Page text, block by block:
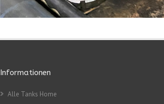
Informationen
Alle Tanks Home